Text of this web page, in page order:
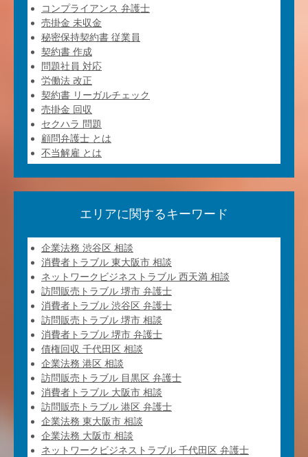
コンプライアンス 弁護士
売掛金 未収金
秘密保持契約書 従業員
契約書 作成
問題社員 対応
労働法 改正
契約書 リーガルチェック
売掛金 回収
セクハラ 問題
顧問弁護士 とは
不当解雇 とは
エリアに関するキーワード
企業法務 渋谷区 相談
消費者トラブル 東大阪市 相談
ネットワークビジネストラブル 西天満 相談
訪問販売トラブル 堺市 弁護士
消費者トラブル 渋谷区 弁護士
訪問販売トラブル 堺市 相談
消費者トラブル 堺市 弁護士
債権回収 千代田区 相談
企業法務 港区 相談
訪問販売トラブル 目黒区 弁護士
消費者トラブル 大阪市 相談
訪問販売トラブル 港区 弁護士
企業法務 東大阪市 相談
企業法務 大阪市 相談
ネットワークビジネストラブル 千代田区 弁護士